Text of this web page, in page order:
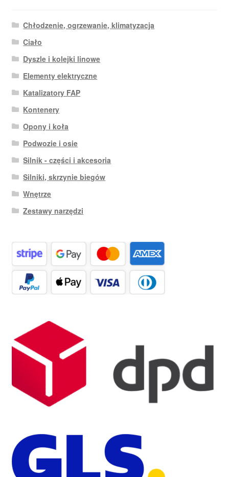
Chłodzenie, ogrzewanie, klimatyzacja
Ciało
Dyszle i kolejki linowe
Elementy elektryczne
Katalizatory FAP
Kontenery
Opony i koła
Podwozie i osie
Silnik - części i akcesoria
Silniki, skrzynie biegów
Wnętrze
Zestawy narzędzi